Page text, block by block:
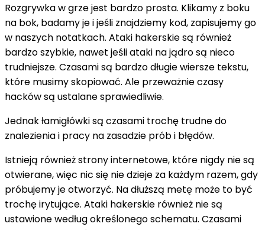
Rozgrywka w grze jest bardzo prosta. Klikamy z boku
na bok, badamy je i jeśli znajdziemy kod, zapisujemy go
w naszych notatkach. Ataki hakerskie są również
bardzo szybkie, nawet jeśli ataki na jądro są nieco
trudniejsze. Czasami są bardzo długie wiersze tekstu,
które musimy skopiować. Ale przeważnie czasy
hacków są ustalane sprawiedliwie.
Jednak łamigłówki są czasami trochę trudne do
znalezienia i pracy na zasadzie prób i błędów.
Istnieją również strony internetowe, które nigdy nie są
otwierane, więc nic się nie dzieje za każdym razem, gdy
próbujemy je otworzyć. Na dłuższą metę może to być
trochę irytujące. Ataki hakerskie również nie są
ustawione według określonego schematu. Czasami